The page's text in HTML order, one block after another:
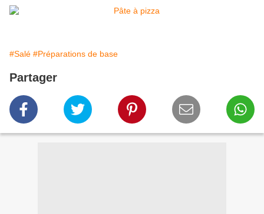
#Salé #Préparations de base
Partager